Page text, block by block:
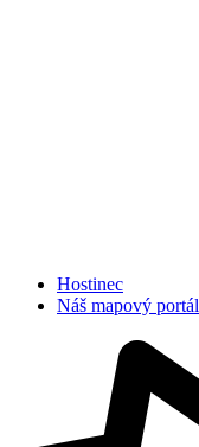
Hostinec
Náš mapový portál